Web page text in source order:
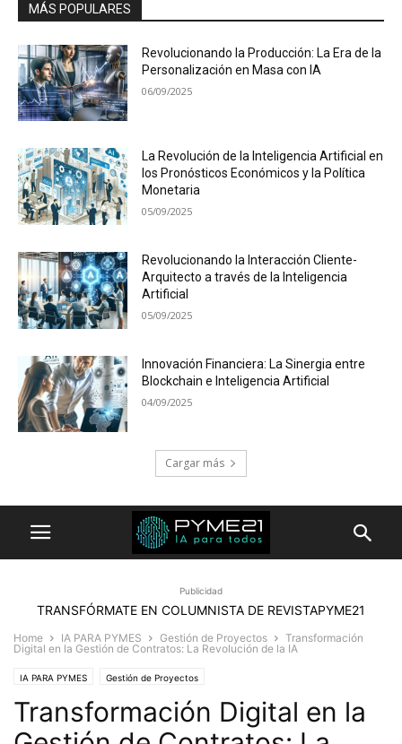
MÁS POPULARES
Revolucionando la Producción: La Era de la
Personalización en Masa con IA
06/09/2025
La Revolución de la Inteligencia Artificial en
los Pronósticos Económicos y la Política
Monetaria
05/09/2025
Revolucionando la Interacción Cliente-
Arquitecto a través de la Inteligencia
Artificial
05/09/2025
Innovación Financiera: La Sinergia entre
Blockchain e Inteligencia Artificial
04/09/2025
Cargar más